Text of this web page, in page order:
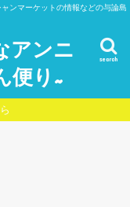
ンマーケットの情報などの与論島
アンニ
便り~
search